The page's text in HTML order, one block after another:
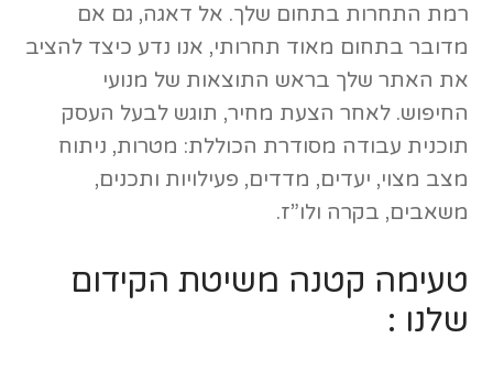
רמת התחרות בתחום שלך. אל דאגה, גם אם
מדובר בתחום מאוד תחרותי, אנו נדע כיצד להציב
את האתר שלך בראש התוצאות של מנועי
החיפוש. לאחר הצעת מחיר, תוגש לבעל העסק
תוכנית עבודה מסודרת הכוללת: מטרות, ניתוח
מצב מצוי, יעדים, מדדים, פעילויות ותכנים,
משאבים, בקרה ולו”ז.
טעימה קטנה משיטת הקידום
שלנו :